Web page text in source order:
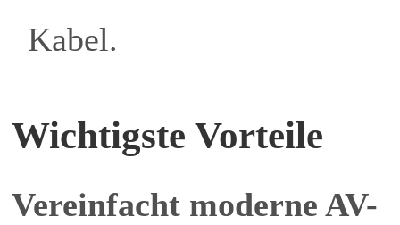
Kabel.
Wichtigste Vorteile
Vereinfacht moderne AV-